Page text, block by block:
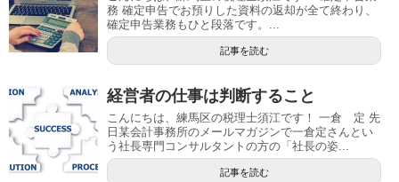
務 確定申告でお預りした資料の返却が全て終わり、
確定申告業務もひと段落です。...
記事を読む
経営者の仕事は判断すること
こんにちは、練馬区の税理士須江です！ 一倉 定 先
日某会計事務所のメールマガジンで一倉定さんとい
う社長専門コンサルタントの方の「社長の姿...
記事を読む